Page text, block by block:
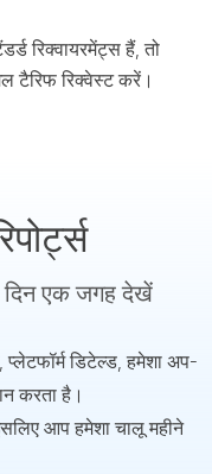
रिक्वायरमेंट्स हैं, तो
टैरिफ रिक्वेस्ट करें।
दिन एक जगह देखें
डिटेल्ड, हमेशा अप-
करता है।
आप हमेशा चालू महीने